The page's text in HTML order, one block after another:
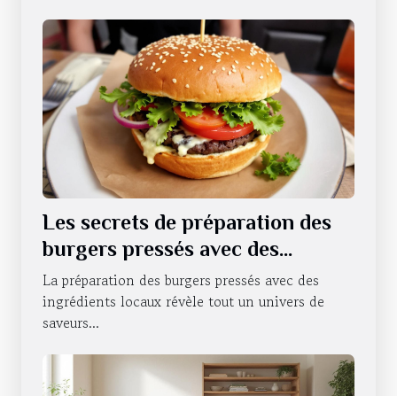
Les secrets de préparation des
burgers pressés avec des
ingrédients locaux
La préparation des burgers pressés avec des
ingrédients locaux révèle tout un univers de
saveurs...